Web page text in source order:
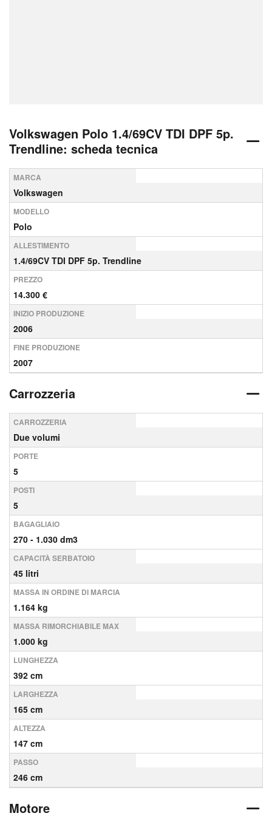
Volkswagen Polo 1.4/69CV TDI DPF 5p.
Trendline: scheda tecnica
MARCA
Volkswagen
MODELLO
Polo
ALLESTIMENTO
1.4/69CV TDI DPF 5p. Trendline
PREZZO
14.300 €
INIZIO PRODUZIONE
2006
FINE PRODUZIONE
2007
Carrozzeria
CARROZZERIA
Due volumi
PORTE
5
POSTI
5
BAGAGLIAIO
270 - 1.030 dm3
CAPACITÀ SERBATOIO
45 litri
MASSA IN ORDINE DI MARCIA
1.164 kg
MASSA RIMORCHIABILE MAX
1.000 kg
LUNGHEZZA
392 cm
LARGHEZZA
165 cm
ALTEZZA
147 cm
PASSO
246 cm
Motore